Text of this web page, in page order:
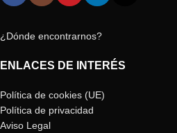
¿Dónde encontrarnos?
ENLACES DE INTERÉS
Política de cookies (UE)
Política de privacidad
Aviso Legal